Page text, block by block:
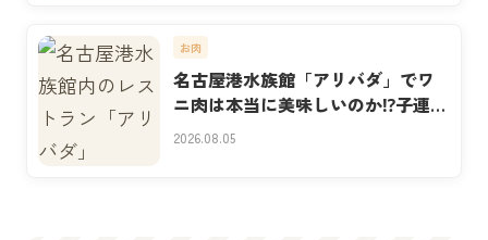
お肉
名古屋港水族館「アリバダ」でワ
ニ肉は本当に美味しいのか⁉子連れ
実食
2026.08.05